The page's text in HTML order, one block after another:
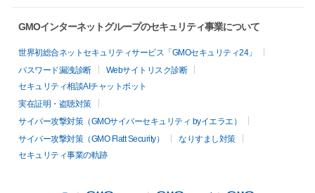
GMOインターネットグループのセキュリティ事業について
世界初総合ネットセキュリティサービス「GMOセキュリティ24」
パスワード漏洩診断
Webサイトリスク診断
セキュリティ相談AIチャットボット
実在証明・盗聴対策
サイバー攻撃対策（GMOサイバーセキュリティ byイエラエ）
サイバー攻撃対策（GMO Flatt Security）
なりすまし対策
セキュリティ事業の軌跡